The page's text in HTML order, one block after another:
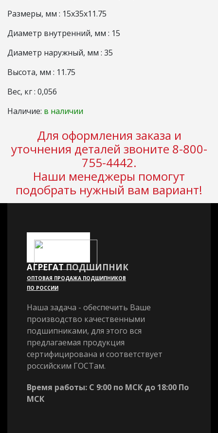
Размеры, мм : 15x35x11.75
Диаметр внутренний, мм : 15
Диаметр наружный, мм : 35
Высота, мм : 11.75
Вес, кг : 0,056
Наличие: в наличии
Для оформления заказа и
уточнения деталей звоните 8-800-
755-4442.
Наши менеджеры помогут
подобрать нужный вам вариант!
АГРЕГАТПОДШИПНИК
ОПТОВАЯ ПРОДАЖА ПОДШИПНИКОВ
ПО РОССИИ
Наша задача - обеспечить Ваше
производство качественными
подшипниками, для этого вся
предлагаемая продукция
сертифицирована и соответствует
российским ГОСТам.
Время работы: С 9:00 по МСК до 18:00 По
МСК